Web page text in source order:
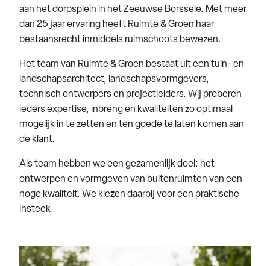
aan het dorpsplein in het Zeeuwse Borssele. Met meer
dan 25 jaar ervaring heeft Ruimte & Groen haar
bestaansrecht inmiddels ruimschoots bewezen.
Het team van Ruimte & Groen bestaat uit een tuin- en
landschapsarchitect, landschapsvormgevers,
technisch ontwerpers en projectleiders. Wij proberen
ieders expertise, inbreng en kwaliteiten zo optimaal
mogelijk in te zetten en ten goede te laten komen aan
de klant.
Als team hebben we een gezamenlijk doel: het
ontwerpen en vormgeven van buitenruimten van een
hoge kwaliteit. We kiezen daarbij voor een praktische
insteek.